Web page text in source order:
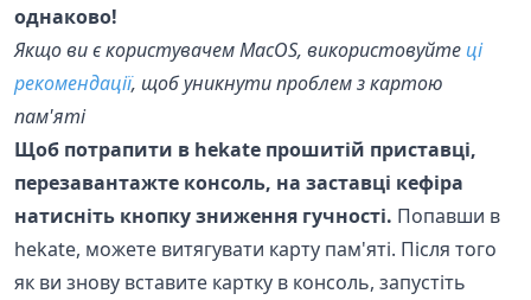
однаково!
Якщо ви є користувачем MacOS, використовуйте ці
рекомендації, щоб уникнути проблем з картою
пам'яті
Щоб потрапити в hekate прошитій приставці,
перезавантажте консоль, на заставці кефіра
натисніть кнопку зниження гучності. Попавши в
hekate, можете витягувати карту пам'яті. Після того
як ви знову вставите картку в консоль, запустіть